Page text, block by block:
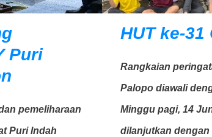
Puri
pemeliharaan
Puri Indah
HUT ke-31
Rangkaian
Palopo diawali
Minggu pagi, 14
dilanjutkan